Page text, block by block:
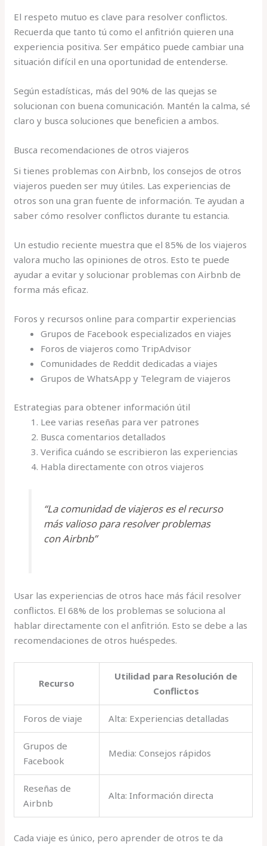
El respeto mutuo es clave para resolver conflictos.
Recuerda que tanto tú como el anfitrión quieren una
experiencia positiva. Ser empático puede cambiar una
situación difícil en una oportunidad de entenderse.
Según estadísticas, más del 90% de las quejas se
solucionan con buena comunicación. Mantén la calma, sé
claro y busca soluciones que beneficien a ambos.
Busca recomendaciones de otros viajeros
Si tienes problemas con Airbnb, los consejos de otros
viajeros pueden ser muy útiles. Las experiencias de
otros son una gran fuente de información. Te ayudan a
saber cómo resolver conflictos durante tu estancia.
Un estudio reciente muestra que el 85% de los viajeros
valora mucho las opiniones de otros. Esto te puede
ayudar a evitar y solucionar problemas con Airbnb de
forma más eficaz.
Foros y recursos online para compartir experiencias
Grupos de Facebook especializados en viajes
Foros de viajeros como TripAdvisor
Comunidades de Reddit dedicadas a viajes
Grupos de WhatsApp y Telegram de viajeros
Estrategias para obtener información útil
Lee varias reseñas para ver patrones
Busca comentarios detallados
Verifica cuándo se escribieron las experiencias
Habla directamente con otros viajeros
“La comunidad de viajeros es el recurso
más valioso para resolver problemas
con Airbnb”
Usar las experiencias de otros hace más fácil resolver
conflictos. El 68% de los problemas se soluciona al
hablar directamente con el anfitrión. Esto se debe a las
recomendaciones de otros huéspedes.
Recurso
Utilidad para Resolución de
Conflictos
Foros de viaje Alta: Experiencias detalladas
Grupos de
Facebook
Media: Consejos rápidos
Reseñas de
Airbnb
Alta: Información directa
Cada viaje es único, pero aprender de otros te da